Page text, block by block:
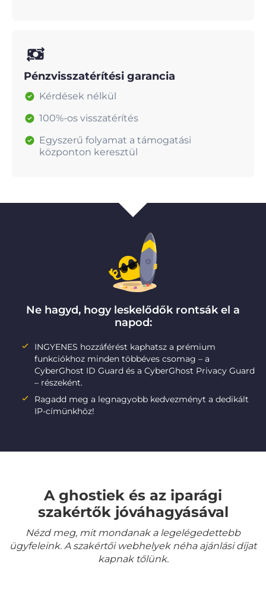
Pénzvisszatérítési garancia
Kérdések nélkül
100%-os visszatérítés
Egyszerű folyamat a támogatási
központon keresztül
Ne hagyd, hogy leskelődők rontsák el a
napod:
INGYENES hozzáférést kaphatsz a prémium
funkciókhoz minden többéves csomag – a
CyberGhost ID Guard és a CyberGhost Privacy Guard
– részeként.
Ragadd meg a legnagyobb kedvezményt a dedikált
IP-címünkhöz!
A ghostiek és az iparági
szakértők jóváhagyásával
Nézd meg, mit mondanak a legelégedettebb
ügyfeleink. A szakértői webhelyek néha ajánlási díjat
kapnak tőlünk.